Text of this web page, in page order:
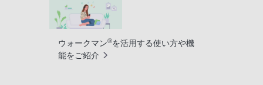
ウォークマン®を活用する使い方や機
能をご紹介